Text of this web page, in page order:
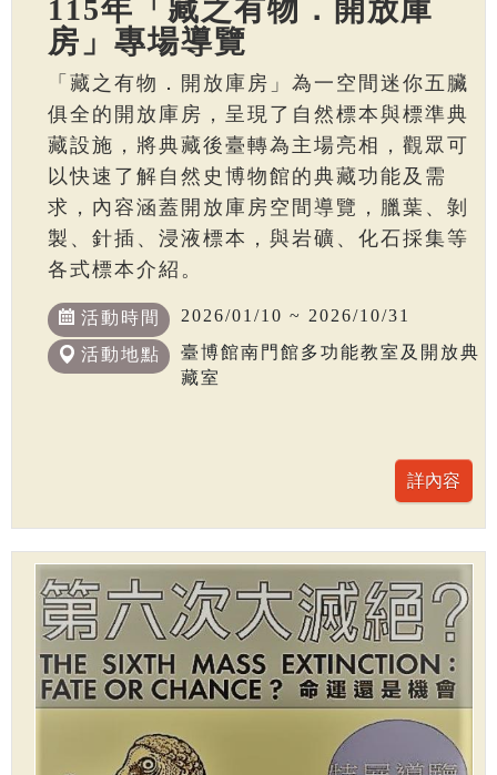
115年「藏之有物．開放庫
房」專場導覽
「藏之有物．開放庫房」為一空間迷你五臟
俱全的開放庫房，呈現了自然標本與標準典
藏設施，將典藏後臺轉為主場亮相，觀眾可
以快速了解自然史博物館的典藏功能及需
求，內容涵蓋開放庫房空間導覽，臘葉、剝
製、針插、浸液標本，與岩礦、化石採集等
各式標本介紹。
活動時間 2026/01/10 ~ 2026/10/31
活動地點
臺博館南門館多功能教室及開放典
藏室